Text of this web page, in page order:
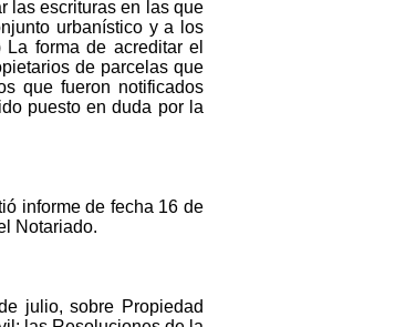
las escrituras en las que
urbanístico y a los
forma de acreditar el
de parcelas que
que fueron notificados
puesto en duda por la
informe de fecha 16 de
Notariado.
julio, sobre Propiedad